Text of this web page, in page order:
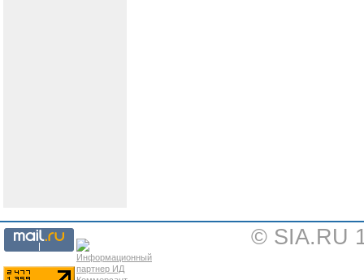
© SIA.RU